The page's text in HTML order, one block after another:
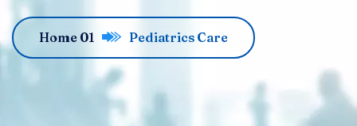
Home 01 Pediatrics Care